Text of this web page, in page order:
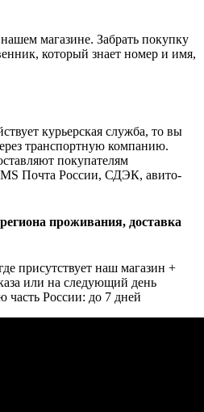
магазине. Забрать покупку
который знает номер и имя,
курьерская служба, то вы
транспортную компанию.
покупателям
Почта России, СДЭК, авито-
проживания, доставка
присутствует наш магазин +
или на следующий день
часть России: до 7 дней